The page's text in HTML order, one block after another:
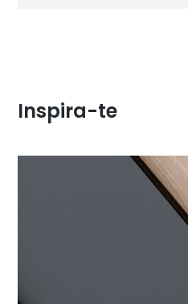
Inspira-te